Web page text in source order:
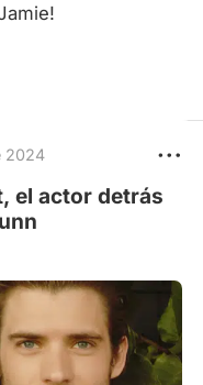
2024
el actor detrás